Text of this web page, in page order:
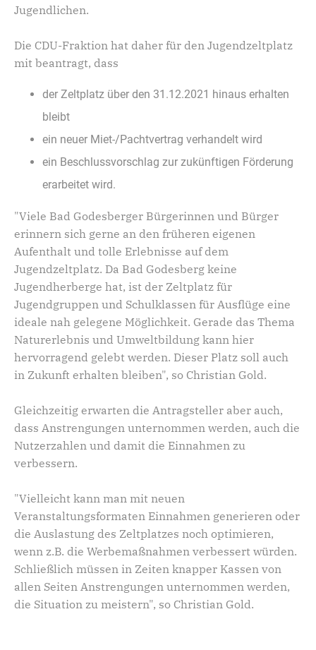
Jugendlichen.
Die CDU-Fraktion hat daher für den Jugendzeltplatz
mit beantragt, dass
der Zeltplatz über den 31.12.2021 hinaus erhalten
bleibt
ein neuer Miet-/Pachtvertrag verhandelt wird
ein Beschlussvorschlag zur zukünftigen Förderung
erarbeitet wird.
"Viele Bad Godesberger Bürgerinnen und Bürger
erinnern sich gerne an den früheren eigenen
Aufenthalt und tolle Erlebnisse auf dem
Jugendzeltplatz. Da Bad Godesberg keine
Jugendherberge hat, ist der Zeltplatz für
Jugendgruppen und Schulklassen für Ausflüge eine
ideale nah gelegene Möglichkeit. Gerade das Thema
Naturerlebnis und Umweltbildung kann hier
hervorragend gelebt werden. Dieser Platz soll auch
in Zukunft erhalten bleiben", so Christian Gold.
Gleichzeitig erwarten die Antragsteller aber auch,
dass Anstrengungen unternommen werden, auch die
Nutzerzahlen und damit die Einnahmen zu
verbessern.
"Vielleicht kann man mit neuen
Veranstaltungsformaten Einnahmen generieren oder
die Auslastung des Zeltplatzes noch optimieren,
wenn z.B. die Werbemaßnahmen verbessert würden.
Schließlich müssen in Zeiten knapper Kassen von
allen Seiten Anstrengungen unternommen werden,
die Situation zu meistern", so Christian Gold.